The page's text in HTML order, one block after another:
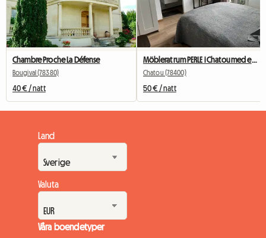
Chambre Proche La Défense
Bougival (78380)
40 € / natt
Möblerat rum PERLE i Chatou med eget badrum
Chatou (78400)
50 € / natt
Land
Valuta
Våra boendetyper